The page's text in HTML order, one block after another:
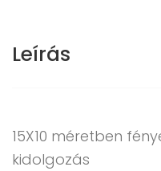
Leírás
15X10 méretben
kidolgozás